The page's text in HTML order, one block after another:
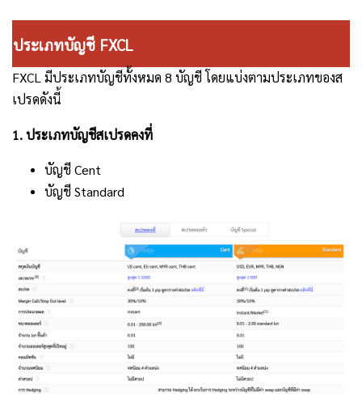
ประเภทบัญชี FXCL
FXCL มีประเภทบัญชีทั้งหมด 8 บัญชี โดยแบ่งตามประเภทของส
เปรดดังนี้
1. ประเภทบัญชีสเปรดคงที่
บัญชี Cent
บัญชี Standard